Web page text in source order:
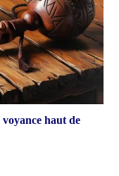
haut de